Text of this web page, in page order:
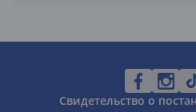
Свидетельство о